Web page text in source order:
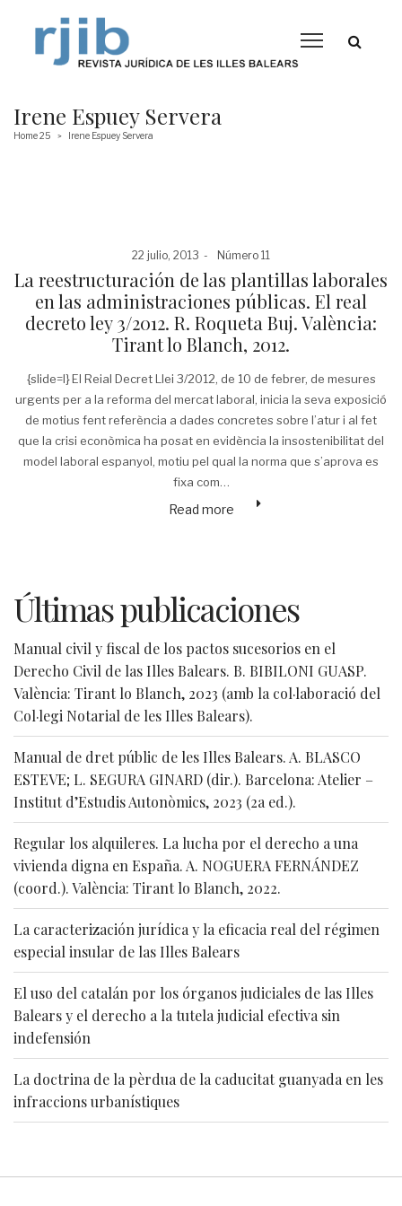
Irene Espuey Servera
Home 25 > Irene Espuey Servera
Posted
22 julio, 2013
Posted
Número 11
La reestructuración de las plantillas laborales
en las administraciones públicas. El real
decreto ley 3/2012. R. Roqueta Buj. València:
Tirant lo Blanch, 2012.
{slide=I} El Reial Decret Llei 3/2012, de 10 de febrer, de mesures
urgents per a la reforma del mercat laboral, inicia la seva exposició
de motius fent referència a dades concretes sobre l’atur i al fet
que la crisi econòmica ha posat en evidència la insostenibilitat del
model laboral espanyol, motiu pel qual la norma que s’aprova es
fixa com…
Read more
Últimas publicaciones
Manual civil y fiscal de los pactos sucesorios en el
Derecho Civil de las Illes Balears. B. BIBILONI GUASP.
València: Tirant lo Blanch, 2023 (amb la col·laboració del
Col·legi Notarial de les Illes Balears).
Manual de dret públic de les Illes Balears. A. BLASCO
ESTEVE; L. SEGURA GINARD (dir.). Barcelona: Atelier –
Institut d’Estudis Autonòmics, 2023 (2a ed.).
Regular los alquileres. La lucha por el derecho a una
vivienda digna en España. A. NOGUERA FERNÁNDEZ
(coord.). València: Tirant lo Blanch, 2022.
La caracterización jurídica y la eficacia real del régimen
especial insular de las Illes Balears
El uso del catalán por los órganos judiciales de las Illes
Balears y el derecho a la tutela judicial efectiva sin
indefensión
La doctrina de la pèrdua de la caducitat guanyada en les
infraccions urbanístiques